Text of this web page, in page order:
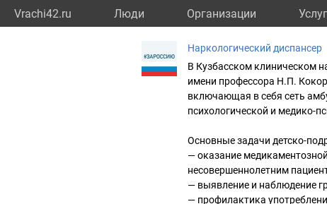
Vrachi42.ru Люди Организации
Наркологический диспансер
В Кузбасском клиническом
имени профессора Н.П.
включающая в себя сеть
психологической и медико-
Основные задачи детско-
— оказание
несовершеннолетним
— выявление и наблюдение
— профилактика